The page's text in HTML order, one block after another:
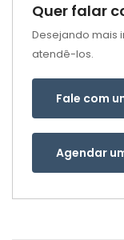
Quer falar
Desejando mais
atendê-los.
Fale com
Agendar